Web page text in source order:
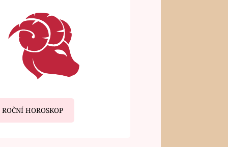
ROČNÍ HOROSKOP